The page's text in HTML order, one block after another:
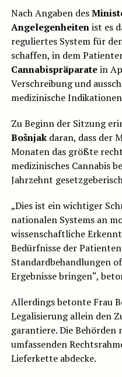
Nach Angaben des
Angelegenheitenist es
reguliertes System für
schaffen, in dem
Cannabispräparatein
Verschreibung und
medizinische
Zu Beginn der Sitzung
Bošnjakdaran, dass der
Monaten das größte
medizinisches Cannabis
Jahrzehnt
„Dies ist ein wichtiger
nationalen Systems an
wissenschaftliche
Bedürfnisse der
Standardbehandlungen
Ergebnisse bringen“,
Allerdings betonte Frau
Legalisierung allein den
garantiere. Die Behörden
umfassenden
Lieferkette abdecke.